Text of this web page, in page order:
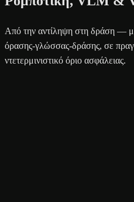
Από την αντίληψη στη δράση —
όρασης-γλώσσας-δράσης, σε
ντετερμινιστικό όριο ασφάλειας.